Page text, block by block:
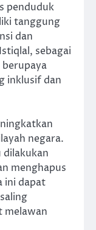
penduduk
tanggung
dan
sebagai
inklusif dan
negara.
dilakukan
menghapus
ini dapat
melawan